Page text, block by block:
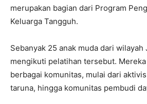
merupakan bagian dari Program
Keluarga Tangguh.
Sebanyak 25 anak muda dari wilayah
mengikuti pelatihan tersebut.
berbagai komunitas, mulai dari
taruna, hingga komunitas pembudi